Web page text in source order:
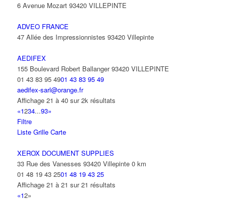
6 Avenue Mozart 93420 VILLEPINTE
ADVEO FRANCE
47 Allée des Impressionnistes 93420 Villepinte
AEDIFEX
155 Boulevard Robert Ballanger 93420 VILLEPINTE
01 43 83 95 4901 43 83 95 49
aedifex-sarl@orange.fr
Affichage 21 à 40 sur 2k résultats
«1234...93»
Filtre
Liste Grille Carte
XEROX DOCUMENT SUPPLIES
33 Rue des Vanesses 93420 Villepinte 0 km
01 48 19 43 2501 48 19 43 25
Affichage 21 à 21 sur 21 résultats
«12»